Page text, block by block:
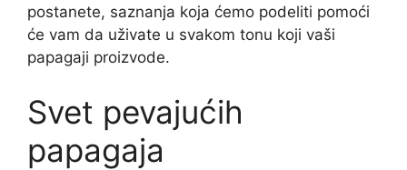
postanete, saznanja koja ćemo podeliti pomoći
će vam da uživate u svakom tonu koji vaši
papagaji proizvode.
Svet pevajućih
papagaja